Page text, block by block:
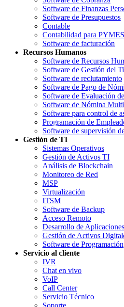
Software de Finanzas
Software de Presupuestos
Contable
Contabilidad para PYMES
Software de facturación
Recursos Humanos
Software de Recursos
Software de Gestión del
Software de reclutamiento
Software de Pago de
Software de Evaluación
Software de Nómina
Software para control de
Programación de
Software de supervisión
Gestión de TI
Sistemas Operativos
Gestión de Activos TI
Análisis de Blockchain
Monitoreo de Red
MSP
Virtualización
ITSM
Software de Backup
Acceso Remoto
Desarrollo de Aplicaciones
Gestión de Activos
Software de Programación
Servicio al cliente
IVR
Chat en vivo
VoIP
Call Center
Servicio Técnico